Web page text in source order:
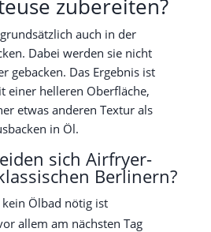
zubereiten?
auch in der
Dabei werden sie nicht
gebacken. Das Ergebnis ist
einer helleren Oberfläche,
etwas anderen Textur als
in Öl.
sich Airfryer-
Berlinern?
Ölbad nötig ist
allem am nächsten Tag